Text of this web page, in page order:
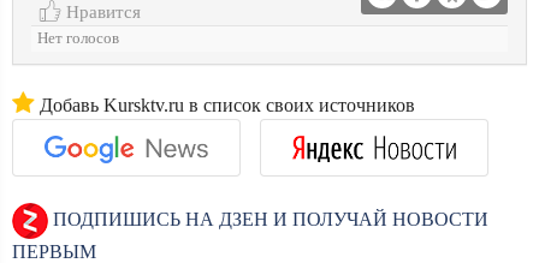
Нравится
Нет голосов
Добавь Kursktv.ru в список своих источников
ПОДПИШИСЬ НА ДЗЕН И ПОЛУЧАЙ НОВОСТИ
ПЕРВЫМ